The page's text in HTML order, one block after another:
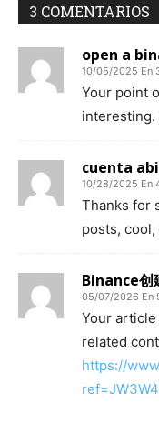
3 COMENTARIOS
open a
10/05/2025 En
Your point
interesting.
cuenta
10/28/2025 En
Thanks for
posts,
Binance创
05/07/2026 En
Your
related
https://